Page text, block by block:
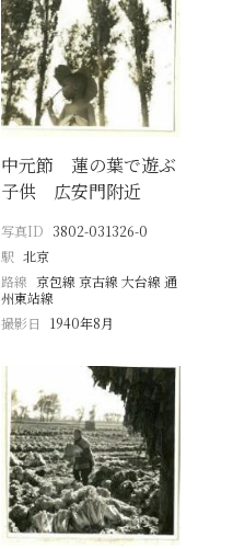
中元節 蓮の葉で遊ぶ
子供 広安門附近
写真ID 3802-031326-0
駅 北京
路線 京包線 京古線 大台線 通
州東站線
撮影日
1940年8月